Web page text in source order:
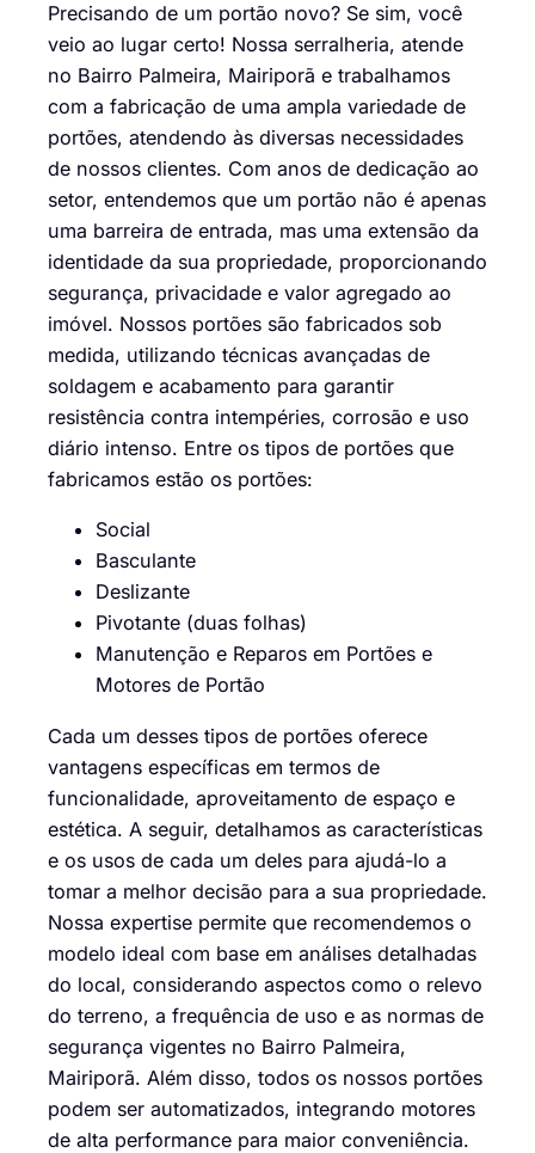
Precisando de um portão novo? Se sim, você
veio ao lugar certo! Nossa serralheria, atende
no Bairro Palmeira, Mairiporã e trabalhamos
com a fabricação de uma ampla variedade de
portões, atendendo às diversas necessidades
de nossos clientes. Com anos de dedicação ao
setor, entendemos que um portão não é apenas
uma barreira de entrada, mas uma extensão da
identidade da sua propriedade, proporcionando
segurança, privacidade e valor agregado ao
imóvel. Nossos portões são fabricados sob
medida, utilizando técnicas avançadas de
soldagem e acabamento para garantir
resistência contra intempéries, corrosão e uso
diário intenso. Entre os tipos de portões que
fabricamos estão os portões:
Social
Basculante
Deslizante
Pivotante (duas folhas)
Manutenção e Reparos em Portões e
Motores de Portão
Cada um desses tipos de portões oferece
vantagens específicas em termos de
funcionalidade, aproveitamento de espaço e
estética. A seguir, detalhamos as características
e os usos de cada um deles para ajudá-lo a
tomar a melhor decisão para a sua propriedade.
Nossa expertise permite que recomendemos o
modelo ideal com base em análises detalhadas
do local, considerando aspectos como o relevo
do terreno, a frequência de uso e as normas de
segurança vigentes no Bairro Palmeira,
Mairiporã. Além disso, todos os nossos portões
podem ser automatizados, integrando motores
de alta performance para maior conveniência.